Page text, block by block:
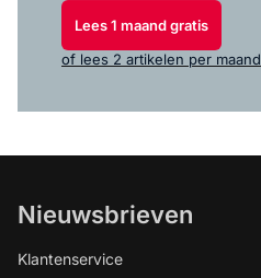
Lees 1 maand gratis
of lees 2 artikelen per maand
Nieuwsbrieven
Klantenservice